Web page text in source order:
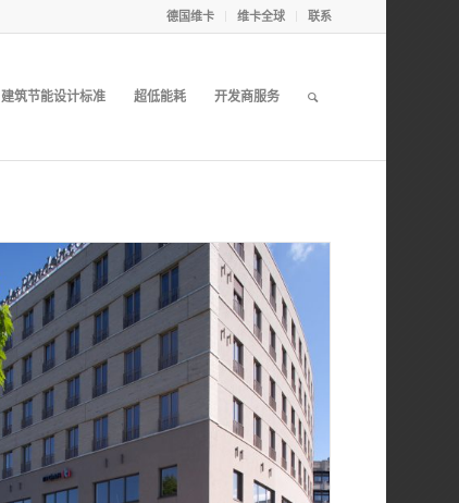
德国维卡 维卡全球 联系
建筑节能设计标准 超低能耗 开发商服务